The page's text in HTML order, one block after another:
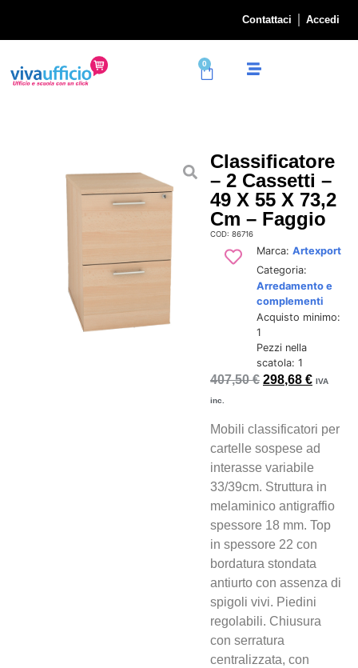
Contattaci Accedi
0
Classificatore
– 2 Cassetti –
49 X 55 X 73,2
Cm – Faggio
COD: 86716
Marca: Artexport
Categoria:
Arredamento e
complementi
Acquisto minimo:
1
Pezzi nella
scatola: 1
407,50€ 298,68€ IVA
inc.
Mobili classificatori per
cartelle sospese ad
interasse variabile
33/39cm. Struttura in
melaminico antigraffio
spessore 18 mm. Top
in spessore 22 con
bordatura stondata
antiurto con assenza di
spigoli vivi. Piedini
regolabili. Chiusura
con serratura
centralizzata, con